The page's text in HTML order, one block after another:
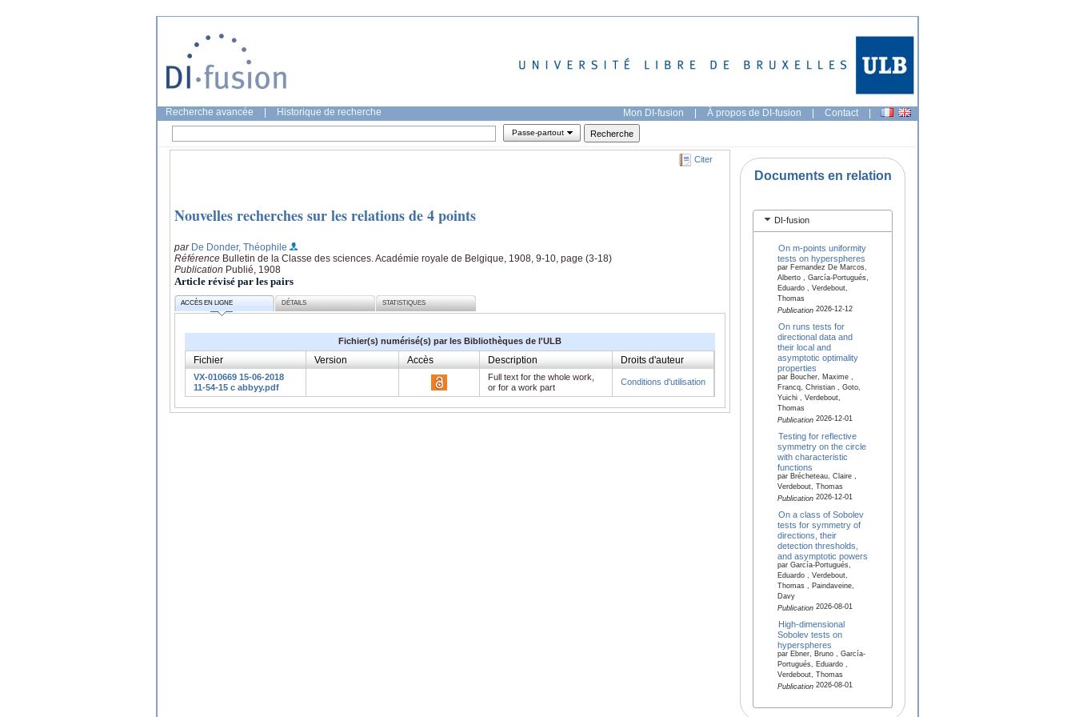
Recherche avancée Historique de recherche Mon DI-fusion | À propos de DI-fusion | Contact |
Passe-partout
Citer
Nouvelles recherches sur les relations de 4 points
par De Donder, Théophile
Référence Bulletin de la Classe des sciences. Académie royale de Belgique, 1908, 9-10, page (3-18)
Publication Publié, 1908
Article révisé par les pairs
ACCÈS EN LIGNE DÉTAILS STATISTIQUES
Fichier(s) numérisé(s) par les Bibliothèques de l'ULB
Fichier Version Accès Description Droits d'auteur
VX-010669 15-06-2018
11-54-15 c abbyy.pdf
Full text for the whole work,
or for a work part
Conditions d'utilisation
Documents en relation
DI-fusion
On m-points uniformity
tests on hyperspheres
par Fernandez De Marcos,
Alberto , García-Portugués,
Eduardo , Verdebout,
Thomas
Publication2026-12-12
On runs tests for
directional data and
their local and
asymptotic optimality
properties
par Boucher, Maxime ,
Francq, Christian , Goto,
Yuichi , Verdebout,
Thomas
Publication2026-12-01
Testing for reflective
symmetry on the circle
with characteristic
functions
par Brécheteau, Claire ,
Verdebout, Thomas
Publication2026-12-01
On a class of Sobolev
tests for symmetry of
directions, their
detection thresholds,
and asymptotic powers
par García-Portugués,
Eduardo , Verdebout,
Thomas , Paindaveine,
Davy
Publication2026-08-01
High-dimensional
Sobolev tests on
hyperspheres
par Ebner, Bruno , García-
Portugués, Eduardo ,
Verdebout, Thomas
Publication2026-08-01